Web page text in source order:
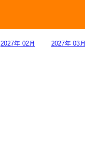
2027年 02月 2027年 03月